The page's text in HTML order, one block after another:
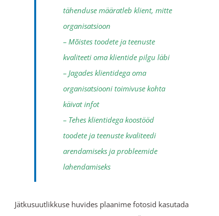
tähenduse määratleb klient, mitte
organisatsioon
– Mõistes toodete ja teenuste
kvaliteeti oma klientide pilgu läbi
– Jagades klientidega oma
organisatsiooni toimivuse kohta
käivat infot
– Tehes klientidega koostööd
toodete ja teenuste kvaliteedi
arendamiseks ja probleemide
lahendamiseks
Jätkusuutlikkuse huvides plaanime fotosid kasutada